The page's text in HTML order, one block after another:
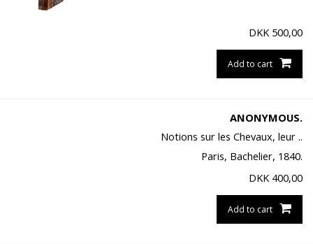
DKK 500,00
Add to cart
ANONYMOUS.
Notions sur les Chevaux, leur ..
Paris, Bachelier, 1840.
DKK 400,00
Add to cart